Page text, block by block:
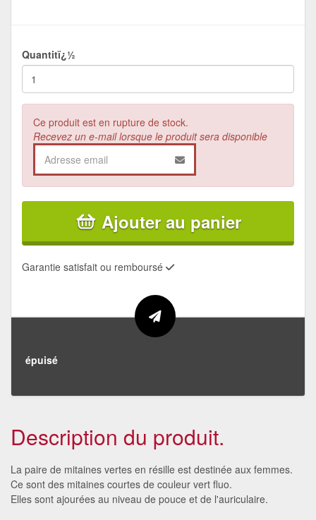
Quantitï¿½
Ce produit est en rupture de stock.
Recevez un e-mail lorsque le produit sera disponible
Ajouter au panier
Garantie satisfait ou remboursé
épuisé
Description du produit.
La paire de mitaines vertes en résille est destinée aux femmes.
Ce sont des mitaines courtes de couleur vert fluo.
Elles sont ajourées au niveau de pouce et de l'auriculaire.